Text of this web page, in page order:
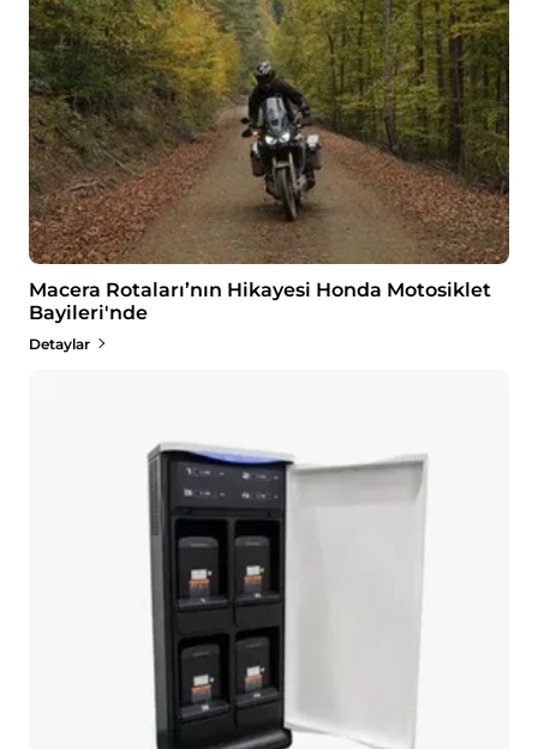
Macera Rotaları’nın Hikayesi Honda Motosiklet
Bayileri'nde
Detaylar